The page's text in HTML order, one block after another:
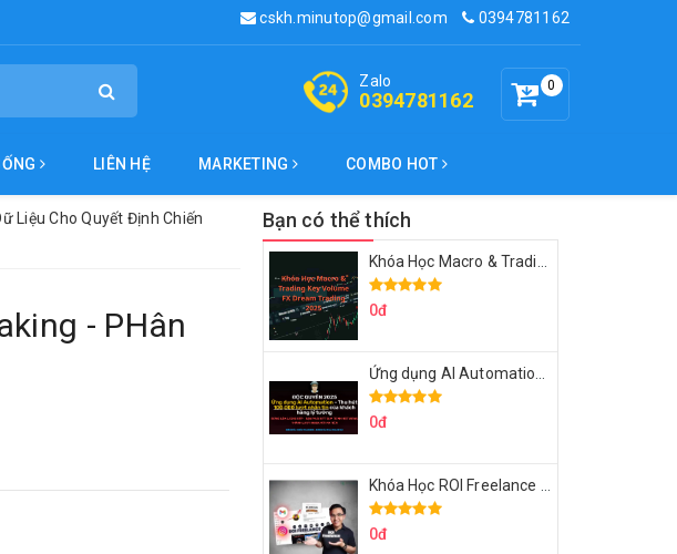
cskh.minutop@gmail.com 0394781162
0
Zalo
0394781162
LIÊN HỆ MARKETING COMBO HOT
Liệu Cho Quyết Định Chiến
- PHân
Bạn có thể thích
0đ
0đ
0đ